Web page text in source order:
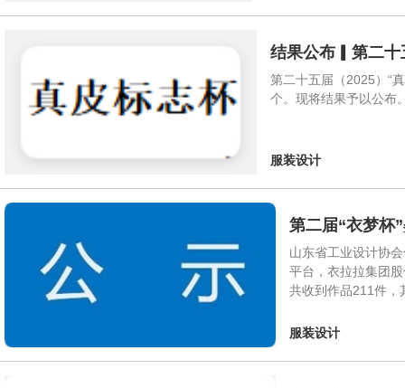
结果公布▎第二十
第二十五届（2025）“
个。现将结果予以公布
服装设计
第二届“衣梦杯
山东省工业设计协
平台，衣拉拉集团
共收到作品211件，
服装设计